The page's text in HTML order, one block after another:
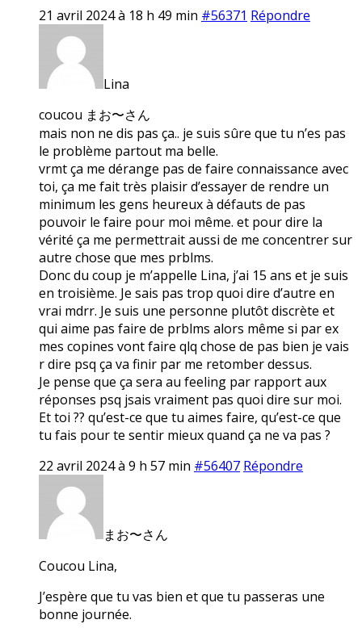
21 avril 2024 à 18 h 49 min #56371 Répondre
Lina
coucou まお〜さん
mais non ne dis pas ça.. je suis sûre que tu n’es pas
le problème partout ma belle.
vrmt ça me dérange pas de faire connaissance avec
toi, ça me fait très plaisir d’essayer de rendre un
minimum les gens heureux à défauts de pas
pouvoir le faire pour moi même. et pour dire la
vérité ça me permettrait aussi de me concentrer sur
autre chose que mes prblms.
Donc du coup je m’appelle Lina, j’ai 15 ans et je suis
en troisième. Je sais pas trop quoi dire d’autre en
vrai mdrr. Je suis une personne plutôt discrète et
qui aime pas faire de prblms alors même si par ex
mes copines vont faire qlq chose de pas bien je vais
r dire psq ça va finir par me retomber dessus.
Je pense que ça sera au feeling par rapport aux
réponses psq jsais vraiment pas quoi dire sur moi.
Et toi ?? qu’est-ce que tu aimes faire, qu’est-ce que
tu fais pour te sentir mieux quand ça ne va pas ?
22 avril 2024 à 9 h 57 min #56407 Répondre
まお〜さん
Coucou Lina,
J’espère que tu vas bien et que tu passeras une
bonne journée.